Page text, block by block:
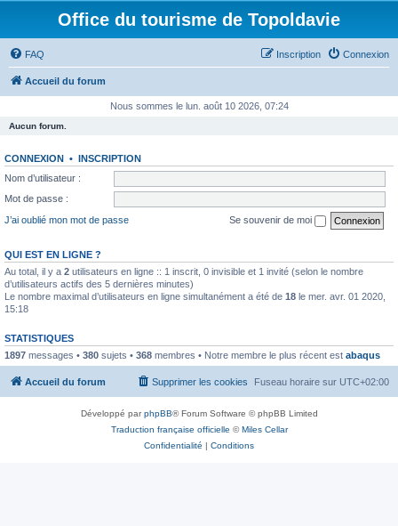
Office du tourisme de Topoldavie
FAQ Connexion
Inscription
Accueil du forum
Nous sommes le lun. août 10 2026, 07:24
Aucun forum.
CONNEXION • INSCRIPTION
Nom d’utilisateur :
Mot de passe :
J’ai oublié mon mot de passe
Se souvenir de moi
QUI EST EN LIGNE ?
Au total, il y a 2 utilisateurs en ligne :: 1 inscrit, 0 invisible et 1 invité (selon le nombre
d’utilisateurs actifs des 5 dernières minutes)
Le nombre maximal d’utilisateurs en ligne simultanément a été de 18 le mer. avr. 01 2020,
15:18
STATISTIQUES
1897 messages • 380 sujets • 368 membres • Notre membre le plus récent est abaqus
Accueil du forum Fuseau horaire sur UTC+02:00
Supprimer les cookies
Développé parphpBB® Forum Software © phpBB Limited
Traduction française officielle ©Miles Cellar
Confidentialité | Conditions